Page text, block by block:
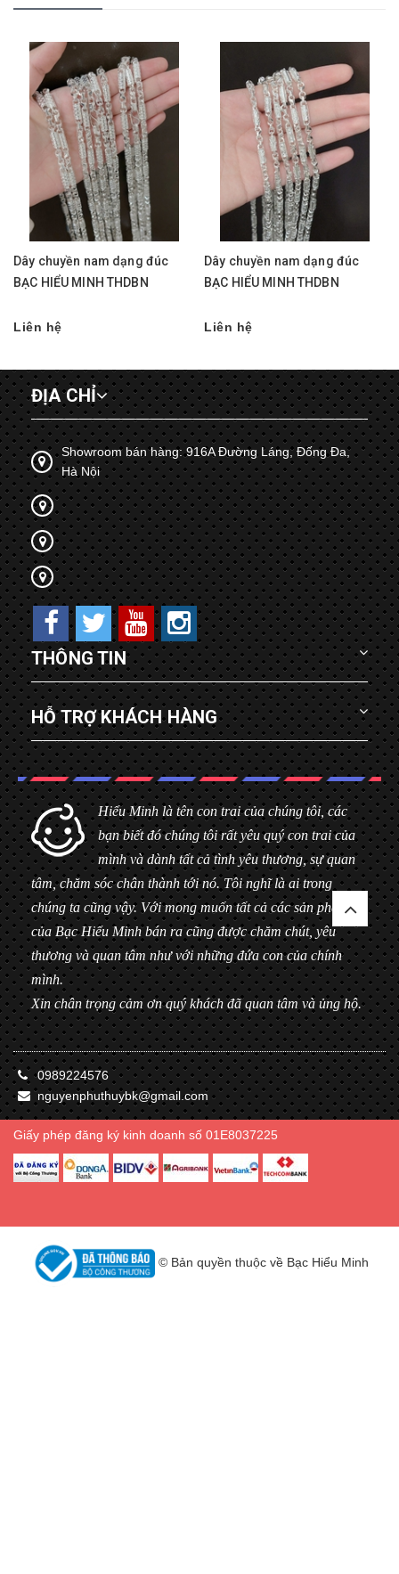
Dây chuyền nam dạng đúc
BẠC HIỂU MINH THDBN
Liên hệ
Dây chuyền nam dạng đúc
BẠC HIỂU MINH THDBN
Liên hệ
ĐỊA CHỈ
Showroom bán hàng: 916A Đường Láng, Đống Đa,
Hà Nội
THÔNG TIN
HỖ TRỢ KHÁCH HÀNG
Hiểu Minh là tên con trai của chúng tôi, các
bạn biết đó chúng tôi rất yêu quý con trai của
mình và dành tất cả tình yêu thương, sự quan
tâm, chăm sóc chân thành tới nó. Tôi nghĩ là ai trong
chúng ta cũng vậy. Với mong muốn tất cả các sản phẩm
của Bạc Hiểu Minh bán ra cũng được chăm chút, yêu
thương và quan tâm như với những đứa con của chính
mình.
Xin chân trọng cảm ơn quý khách đã quan tâm và ủng hộ.
0989224576
nguyenphuthuybk@gmail.com
Giấy phép đăng ký kinh doanh số 01E8037225
© Bản quyền thuộc về Bạc Hiểu Minh